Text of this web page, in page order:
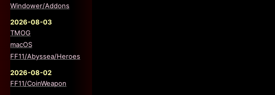
Windower/Addons
2026-08-03
TMOG
macOS
FF11/Abyssea/Heroes
2026-08-02
FF11/CoinWeapon